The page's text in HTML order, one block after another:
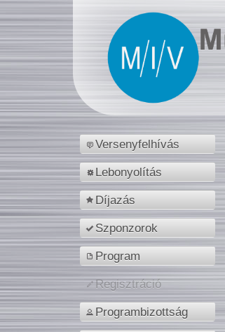
Versenyfelhívás
Lebonyolítás
Díjazás
Szponzorok
Program
Regisztráció
Programbizottság